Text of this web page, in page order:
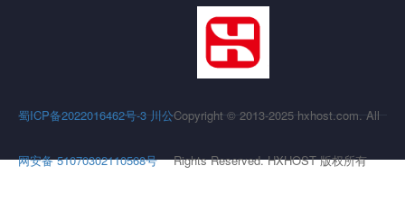
蜀ICP备2022016462号-3 川公
网安备 51070302110568号
Copyright © 2013-2025 hxhost.com. All
Rights Reserved. HXHOST 版权所有